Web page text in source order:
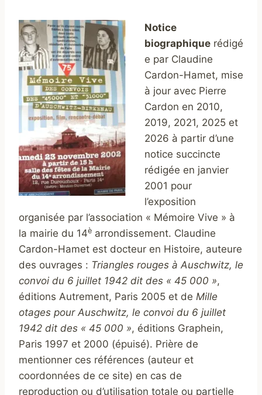
Notice
biographique rédigé
e par Claudine
Cardon-Hamet, mise
à jour avec Pierre
Cardon en 2010,
2019, 2021, 2025 et
2026 à partir d’une
notice succincte
rédigée en janvier
2001 pour
l’exposition
organisée par l’association « Mémoire Vive » à
la mairie du 14è arrondissement. Claudine
Cardon-Hamet est docteur en Histoire, auteure
des ouvrages : Triangles rouges à Auschwitz, le
convoi du 6 juillet 1942 dit des « 45 000 »,
éditions Autrement, Paris 2005 et de Mille
otages pour Auschwitz, le convoi du 6 juillet
1942 dit des « 45 000 », éditions Graphein,
Paris 1997 et 2000 (épuisé). Prière de
mentionner ces références (auteur et
coordonnées de ce site) en cas de
reproduction ou d’utilisation totale ou partielle